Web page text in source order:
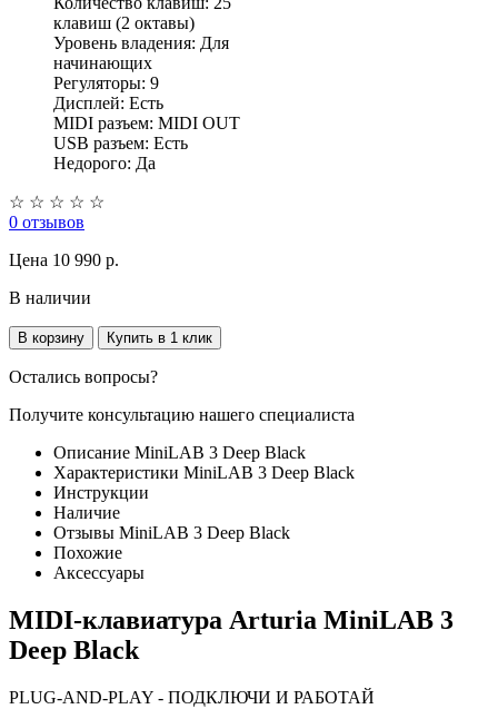
клавиш (2 октавы)
Уровень владения: Для
начинающих
Регуляторы: 9
Дисплей: Есть
MIDI разъем: MIDI OUT
USB разъем: Есть
Недорого: Да
☆ ☆ ☆ ☆ ☆
0 отзывов
Цена 10 990 p.
В наличии
В корзину Купить в 1 клик
Остались вопросы?
Получите консультацию нашего специалиста
Описание MiniLAB 3 Deep Black
Характеристики MiniLAB 3 Deep Black
Инструкции
Наличие
Отзывы MiniLAB 3 Deep Black
Похожие
Аксессуары
MIDI-клавиатура Arturia MiniLAB 3
Deep Black
PLUG-AND-PLAY - ПОДКЛЮЧИ И РАБОТАЙ